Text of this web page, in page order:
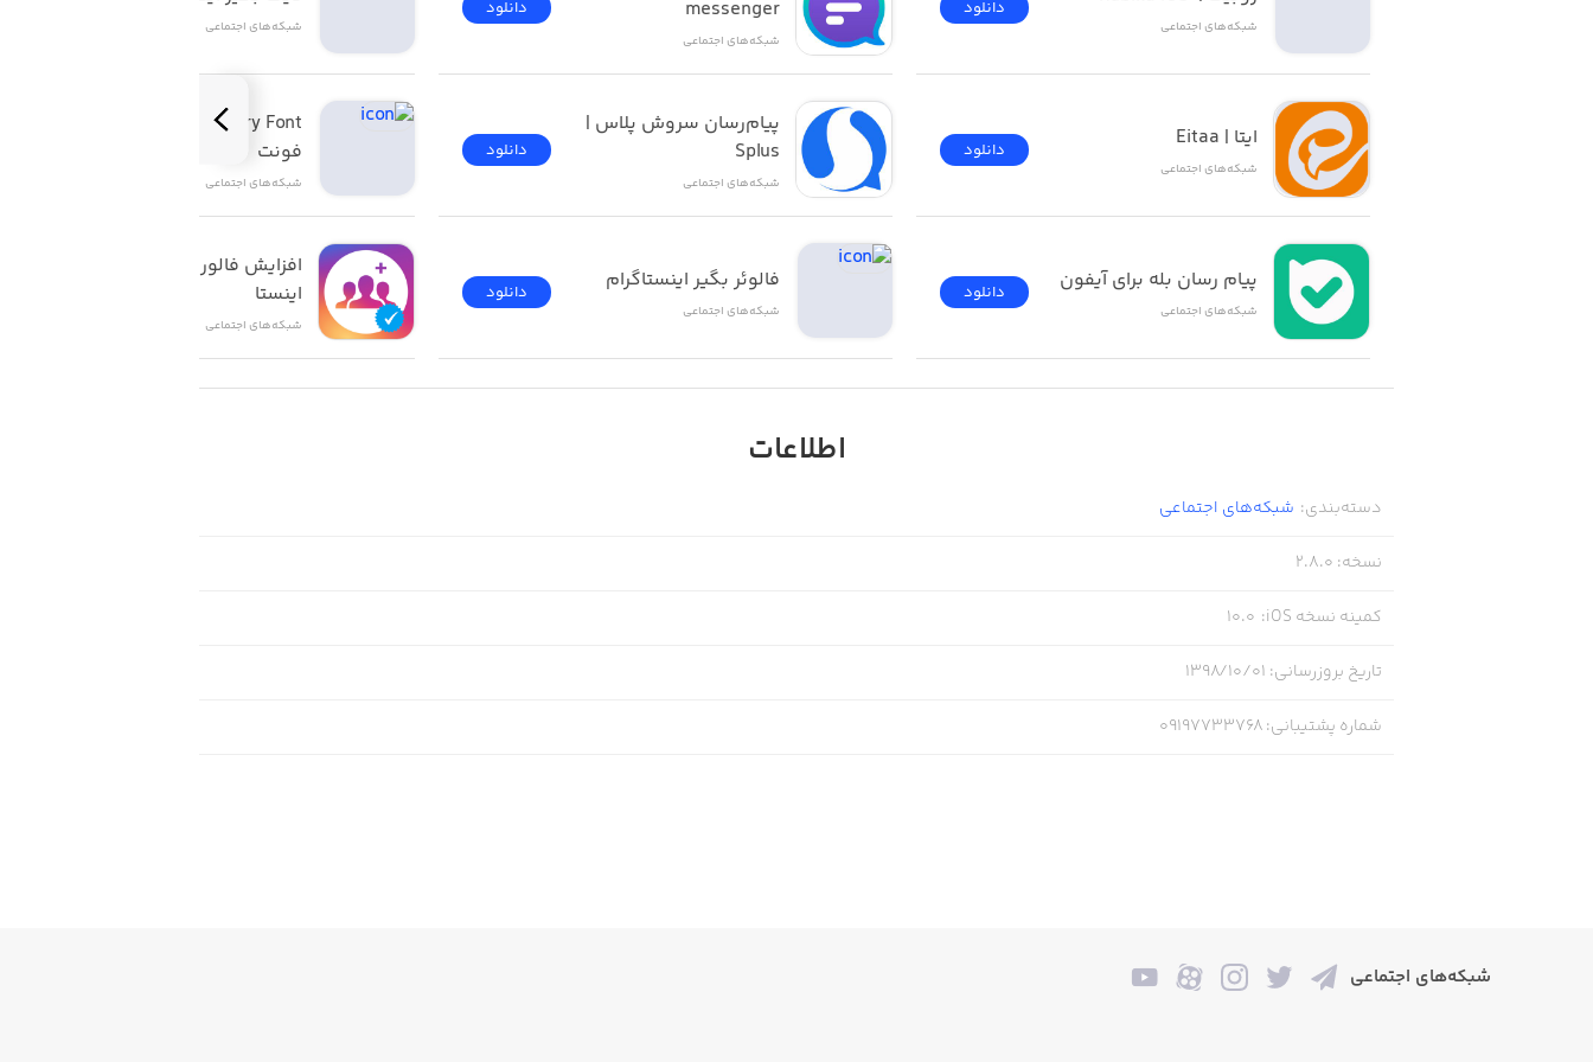
دسته بندی های وینک شامل چه چیزهایی هست :
پوشاک (مانتو – کت – شلوار – پیراهن – سرهمی – هودی – شومیز – تیشرت – لباس عروس – لباس نامزدی و...)
کیف ( کوله – کیف پول – کیف مجلسی – کیف لپ تاپ و ...)
کفش ( کتونی - پاشنه بلند – اسپرت – عروسکی – صندل و ...)
زیورآلات ( گردنبند – گوشواره – دستبند – پابند – عینک - کلاه – تاج عروس – باندانا – توربان و ...)
آقایان
شبکه‌های اجتماعی
دانلود
ایتا | Eitaa
شبکه‌های اجتماعی
دانلود
پیام رسان بله برای آیفون
شبکه‌های اجتماعی
دانلود
messenger
شبکه‌های اجتماعی
دانلود
Splus
شبکه‌های اجتماعی
دانلود
فالوئر بگير اینستاگرام
شبکه‌های اجتماعی
دانلود
شبکه‌های اجتماعی
فونت
شبکه‌های اجتماعی
اینستا
شبکه‌های اجتماعی
اطلاعات
دسته‌بندی: شبکه‌های اجتماعی
نسخه:
2.8.0
کمینه نسخه iOS :
10.0
تاریخ بروزرسانی: ۱۳۹۸/۱۰/۰۱
شماره پشتیبانی:
09197733768
شبکه‌های اجتماعی